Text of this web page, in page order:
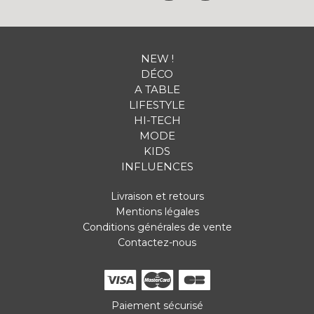
NEW !
DÉCO
A TABLE
LIFESTYLE
HI-TECH
MODE
KIDS
INFLUENCES
Livraison et retours
Mentions légales
Conditions générales de vente
Contactez-nous
Paiement sécurisé